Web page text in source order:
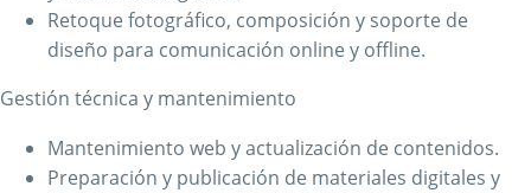
Retoque fotográfico, composición y soporte de
diseño para comunicación online y offline.
Gestión técnica y mantenimiento
Mantenimiento web y actualización de contenidos.
Preparación y publicación de materiales digitales y